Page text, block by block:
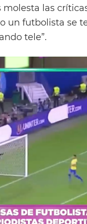
las
un futbolista se
tele”.